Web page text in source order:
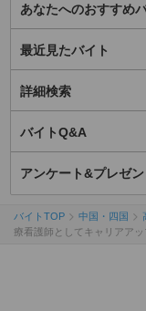
あなたへのおすすめ
最近見たバイト
詳細検索
バイトQ&A
アンケート&プレゼン
バイトTOP 中国・四国
療看護師としてキャリアア